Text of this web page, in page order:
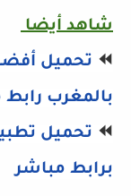
شاهد أيضا
⏪ تحميل
بالمغرب رابط
⏪ تحميل
برابط مباشر